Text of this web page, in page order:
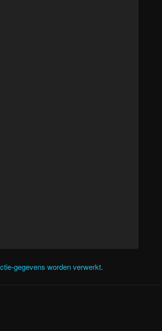
gegevens worden verwerkt.